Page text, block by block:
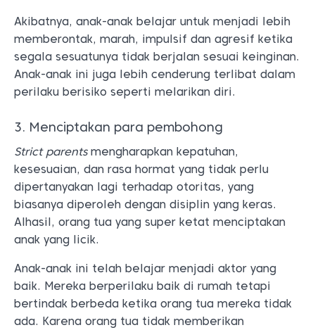
Akibatnya, anak-anak belajar untuk menjadi lebih
memberontak, marah​​, impulsif dan agresif ketika
segala sesuatunya tidak berjalan sesuai keinginan​.
Anak-anak ini juga lebih cenderung terlibat dalam
perilaku berisiko seperti melarikan diri.
3. Menciptakan para pembohong
Strict parentsmengharapkan kepatuhan,
kesesuaian, dan rasa hormat yang tidak perlu
dipertanyakan lagi terhadap otoritas, yang
biasanya diperoleh dengan disiplin yang keras.
Alhasil, orang tua yang super ketat menciptakan
anak yang licik.
Anak-anak ini telah belajar menjadi aktor yang
baik. Mereka berperilaku baik di rumah tetapi
bertindak berbeda ketika orang tua mereka tidak
ada. Karena orang tua tidak memberikan